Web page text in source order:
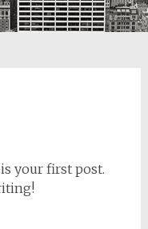
your first post.